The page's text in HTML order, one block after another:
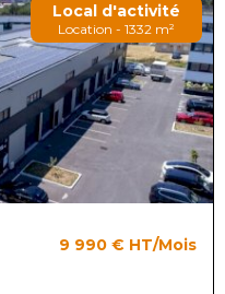
Local d'activité
Location - 1332 m²
9 990 € HT/Mois